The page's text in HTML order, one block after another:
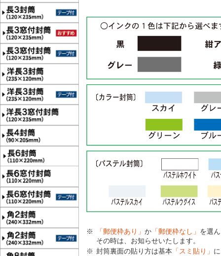
「郵便枠あり」 か 「郵便枠なし」 を選
その時は、お知らせいたします。
封筒裏面の貼り方は基本 「スミ貼り」